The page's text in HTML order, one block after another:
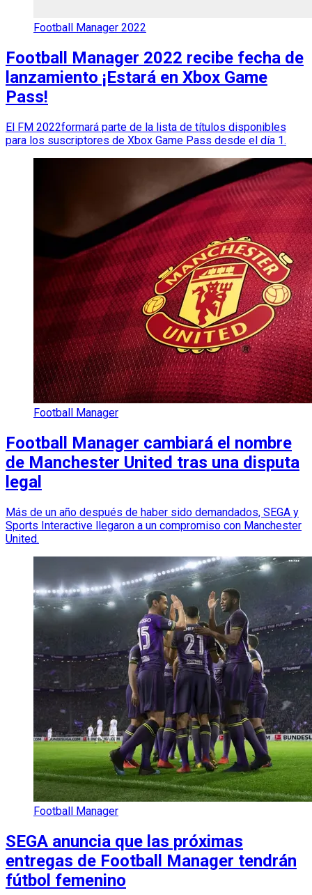
Football Manager 2022
Football Manager 2022 recibe fecha de
lanzamiento ¡Estará en Xbox Game
Pass!
El FM 2022formará parte de la lista de títulos disponibles
para los suscriptores de Xbox Game Pass desde el día 1.
Football Manager
Football Manager cambiará el nombre
de Manchester United tras una disputa
legal
Más de un año después de haber sido demandados, SEGA y
Sports Interactive llegaron a un compromiso con Manchester
United.
Football Manager
SEGA anuncia que las próximas
entregas de Football Manager tendrán
fútbol femenino